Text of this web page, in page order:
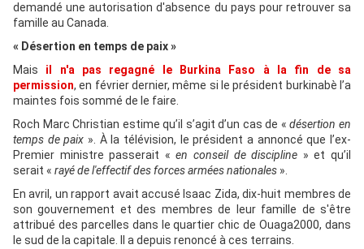
demandé une autorisation d'absence du pays pour retrouver sa
famille au Canada.
« Désertion en temps de paix »
Mais il n'a pas regagné le Burkina Faso à la fin de sa
permission, en février dernier, même si le président burkinabè l’a
maintes fois sommé de le faire.
Roch Marc Christian estime qu’il s’agit d’un cas de «désertion en
temps de paix ». À la télévision, le président a annoncé que l’ex-
Premier ministre passerait « en conseil de discipline » et qu’il
serait « rayé de l'effectif des forces armées nationales ».
En avril, un rapport avait accusé Isaac Zida, dix-huit membres de
son gouvernement et des membres de leur famille de s'être
attribué des parcelles dans le quartier chic de Ouaga2000, dans
le sud de la capitale. Il a depuis renoncé à ces terrains.